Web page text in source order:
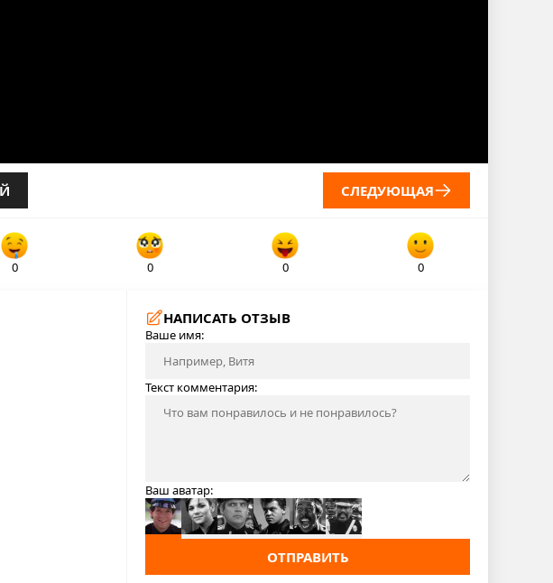
СЛЕДУЮЩАЯ
0 0 0 0
НАПИСАТЬ ОТЗЫВ
Ваше имя:
Текст комментария:
Ваш аватар:
ОТПРАВИТЬ